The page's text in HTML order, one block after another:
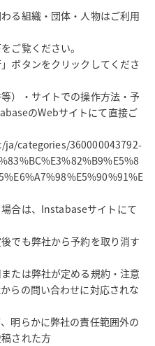
る組織・団体・人物はご利用
ご覧ください。
ボタンをクリックしてくださ
）・サイトでの操作方法・予
のWebサイトにて直接ご
categories/360000043792-
合は、Instabaseサイトにて
でも弊社から予約を取り消す
たは弊社が定める規約・注意
らの問い合わせに対応されな
明らかに弊社の責任範囲外の
された方